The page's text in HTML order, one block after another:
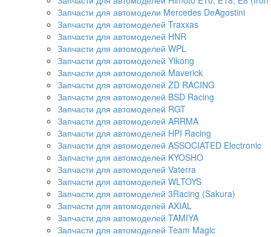
Запчасти для автомодели Mercedes DeAgostini
Запчасти для автомоделей Traxxas
Запчасти для автомоделей HNR
Запчасти для автомоделей WPL
Запчасти для автомоделей Yikong
Запчасти для автомоделей Maverick
Запчасти для автомоделей ZD RACING
Запчасти для автомоделей BSD Racing
Запчасти для автомоделей RGT
Запчасти для автомоделей ARRMA
Запчасти для автомоделей HPI Racing
Запчасти для автомоделей ASSOCIATED Electronic
Запчасти для автомоделей KYOSHO
Запчасти для автомоделей Vaterra
Запчасти для автомоделей WLTOYS
Запчасти для автомоделей 3Racing (Sakura)
Запчасти для автомоделей AXIAL
Запчасти для автомоделей TAMIYA
Запчасти для автомоделей Team Magic